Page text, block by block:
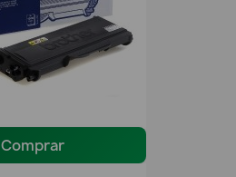
Comprar